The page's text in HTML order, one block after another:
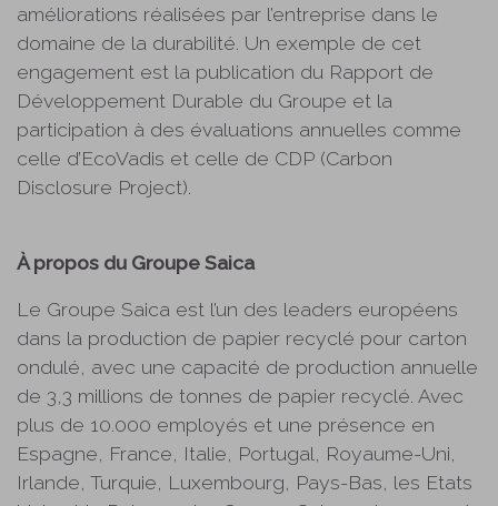
améliorations réalisées par l’entreprise dans le
domaine de la durabilité. Un exemple de cet
engagement est la publication du Rapport de
Développement Durable du Groupe et la
participation à des évaluations annuelles comme
celle d’EcoVadis et celle de CDP (Carbon
Disclosure Project).
À propos du Groupe Saica
Le Groupe Saica est l’un des leaders européens
dans la production de papier recyclé pour carton
ondulé, avec une capacité de production annuelle
de 3,3 millions de tonnes de papier recyclé. Avec
plus de 10.000 employés et une présence en
Espagne, France, Italie, Portugal, Royaume-Uni,
Irlande, Turquie, Luxembourg, Pays-Bas, les Etats